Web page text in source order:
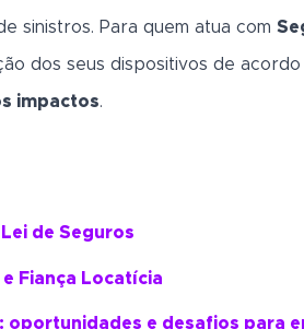
sinistros. Para quem atua com
dos seus dispositivos de
impactos.
de Seguros
Fiança Locatícia
oportunidades e desafios para